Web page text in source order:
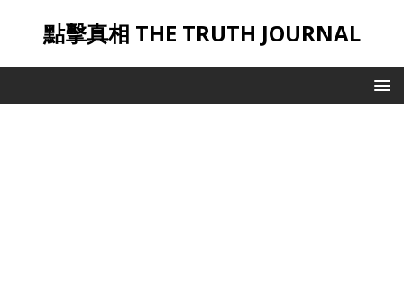
點擊真相 THE TRUTH JOURNAL